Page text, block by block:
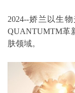
2024--娇兰以生
QUANTUMTM革
肤领域。